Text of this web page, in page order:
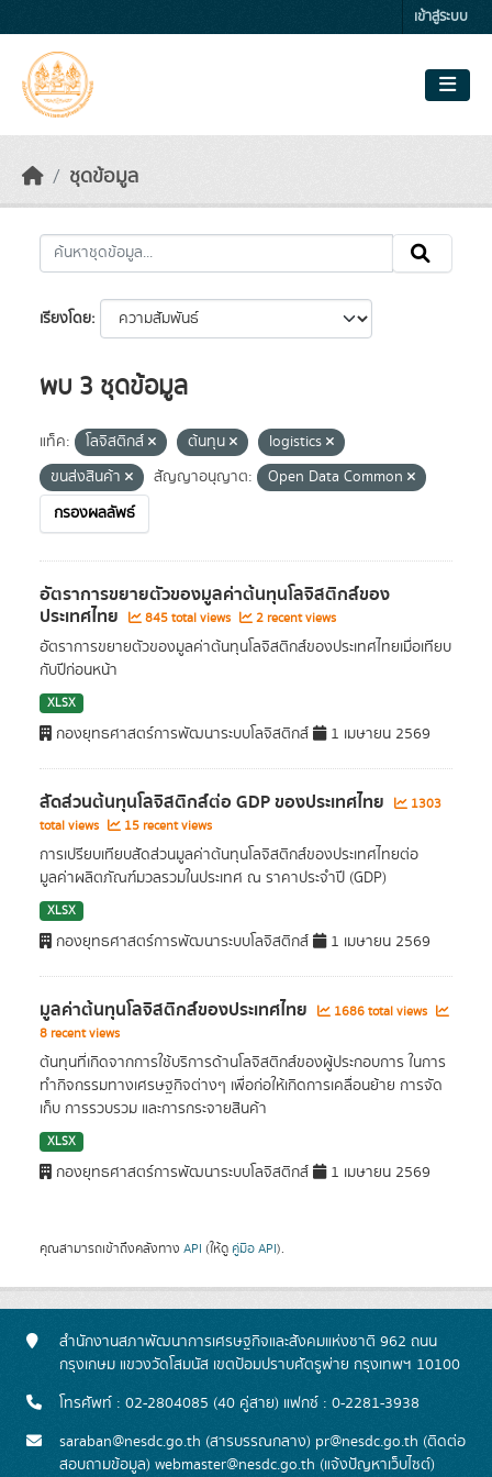
เข้าสู่ระบบ
ชุดข้อมูล
เรียงโดย
พบ 3 ชุดข้อมูล
แท็ค: โลจิสติกส์ ต้นทุน
logistics
ขนส่งสินค้า
สัญญาอนุญาต:
Open Data Common
กรองผลลัพธ์
อัตราการขยายตัวของมูลค่าต้นทุนโลจิสติกส์ของ
ประเทศไทย 845 total views 2 recent views
อัตราการขยายตัวของมูลค่าต้นทุนโลจิสติกส์ของประเทศไทยเมื่อเทียบ
กับปีก่อนหน้า
XLSX
กองยุทธศาสตร์การพัฒนาระบบโลจิสติกส์ 1 เมษายน 2569
สัดส่วนต้นทุนโลจิสติกส์ต่อ GDP ของประเทศไทย
1303
total views
15 recent views
การเปรียบเทียบสัดส่วนมูลค่าต้นทุนโลจิสติกส์ของประเทศไทยต่อ
มูลค่าผลิตภัณฑ์มวลรวมในประเทศ ณ ราคาประจำปี (GDP)
XLSX
กองยุทธศาสตร์การพัฒนาระบบโลจิสติกส์ 1 เมษายน 2569
มูลค่าต้นทุนโลจิสติกส์ของประเทศไทย
1686 total views
8 recent views
ต้นทุนที่เกิดจากการใช้บริการด้านโลจิสติกส์ของผู้ประกอบการ ในการ
ทำกิจกรรมทางเศรษฐกิจต่างๆ เพื่อก่อให้เกิดการเคลื่อนย้าย การจัด
เก็บ การรวบรวม และการกระจายสินค้า
XLSX
กองยุทธศาสตร์การพัฒนาระบบโลจิสติกส์ 1 เมษายน 2569
คุณสามารถเข้าถึงคลังทาง API (ให้ดู คู่มือ API).
สำนักงานสภาพัฒนาการเศรษฐกิจและสังคมแห่งชาติ 962 ถนน
กรุงเกษม แขวงวัดโสมนัส เขตป้อมปราบศัตรูพ่าย กรุงเทพฯ 10100
โทรศัพท์ : 02-2804085 (40 คู่สาย) แฟกซ์ : 0-2281-3938
saraban@nesdc.go.th (สารบรรณกลาง) pr@nesdc.go.th (ติดต่อ
สอบถามข้อมูล) webmaster@nesdc.go.th (แจ้งปัญหาเว็บไซต์)